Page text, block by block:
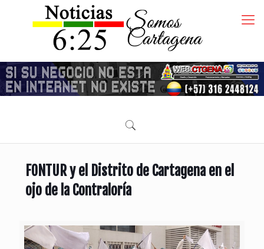
FONTUR y el Distrito de Cartagena en el
ojo de la Contraloría